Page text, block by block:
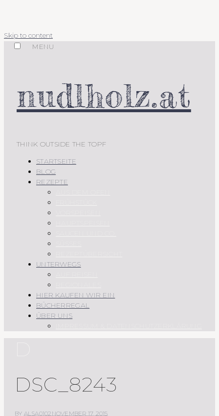
Skip to content
MENU
nudlholz.at
THINK OUTSIDE THE TOPF
STARTSEITE
BLOG
REZEPTE
UNTERWEGS
HIER KAUFEN WIR EIN
BÜCHERREGAL
ÜBER UNS
DSC_8243
BY ALSA0102 NOVEMBER 17, 2015